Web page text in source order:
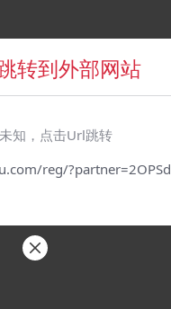
转到外部网站
知，点击Url跳转
reg/?partner=2OPSd